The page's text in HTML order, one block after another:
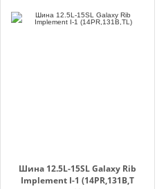
Доставка
Шина 12.5L-15SL Galaxy Rib
Implement I-1 (14PR,131B,T